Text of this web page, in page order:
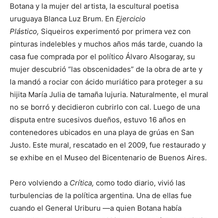
Botana y la mujer del artista, la escultural poetisa
uruguaya Blanca Luz Brum. En Ejercicio
Plástico, Siqueiros experimentó por primera vez con
pinturas indelebles y muchos años más tarde, cuando la
casa fue comprada por el político Álvaro Alsogaray, su
mujer descubrió “las obscenidades” de la obra de arte y
la mandó a rociar con ácido muriático para proteger a su
hijita María Julia de tamaña lujuria. Naturalmente, el mural
no se borró y decidieron cubrirlo con cal. Luego de una
disputa entre sucesivos dueños, estuvo 16 años en
contenedores ubicados en una playa de grúas en San
Justo. Este mural, rescatado en el 2009, fue restaurado y
se exhibe en el Museo del Bicentenario de Buenos Aires.
Pero volviendo a Crítica, como todo diario, vivió las
turbulencias de la política argentina. Una de ellas fue
cuando el General Uriburu —a quien Botana había